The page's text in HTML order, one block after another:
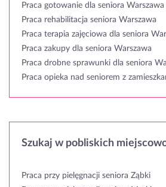
Praca gotowanie dla seniora Warszawa
Praca rehabilitacja seniora Warszawa
Praca terapia zajęciowa dla seniora
Praca zakupy dla seniora Warszawa
Praca drobne sprawunki dla seniora
Praca opieka nad seniorem z
Szukaj w pobliskich
Praca przy pielęgnacji seniora Ząbki